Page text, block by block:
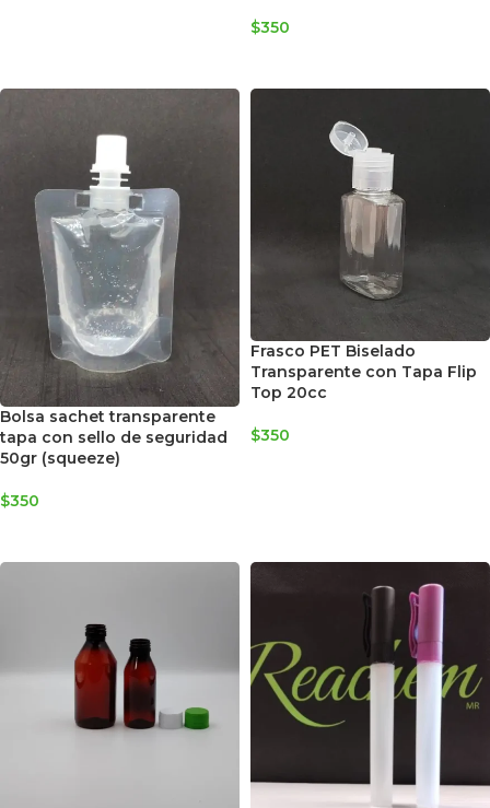
$350
Bolsa sachet transparente
tapa con sello de seguridad
50gr (squeeze)
$350
Frasco PET Biselado
Transparente con Tapa Flip
Top 20cc
$350